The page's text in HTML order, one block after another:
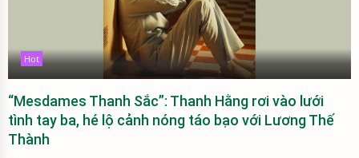
Hot
“Mesdames Thanh Sắc”: Thanh Hằng rơi vào lưới
tình tay ba, hé lộ cảnh nóng táo bạo với Lương Thế
Thành